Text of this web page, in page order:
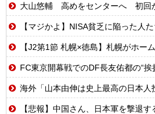
大山悠輔 高めをセンターへ 初回
【マジかよ】NISA貧乏に陥った人たちのリアル、流石
【J2第1節 札幌×徳島】札幌がホームでの開幕戦を制し5年ぶり白
FC東京開幕戦でのDF長友佑都の“挨拶
海外「山本由伸は史上最高の日本人
【悲報】中国さん、日本軍を撃退する「抗日テ